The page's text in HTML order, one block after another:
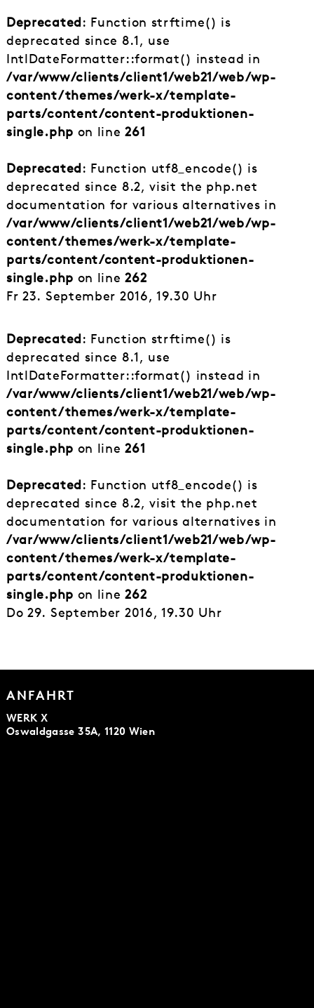
Deprecated: Function strftime() is
deprecated since 8.1, use
IntlDateFormatter::format() instead in
/var/www/clients/client1/web21/web/wp-
content/themes/werk-x/template-
parts/content/content-produktionen-
single.php on line261
Deprecated: Function utf8_encode() is
deprecated since 8.2, visit the php.net
documentation for various alternatives in
/var/www/clients/client1/web21/web/wp-
content/themes/werk-x/template-
parts/content/content-produktionen-
single.php on line262
Fr 23. September 2016, 19.30 Uhr
Deprecated: Function strftime() is
deprecated since 8.1, use
IntlDateFormatter::format() instead in
/var/www/clients/client1/web21/web/wp-
content/themes/werk-x/template-
parts/content/content-produktionen-
single.php on line261
Deprecated: Function utf8_encode() is
deprecated since 8.2, visit the php.net
documentation for various alternatives in
/var/www/clients/client1/web21/web/wp-
content/themes/werk-x/template-
parts/content/content-produktionen-
single.php on line262
Do 29. September 2016, 19.30 Uhr
ANFAHRT
WERK X
Oswaldgasse 35A, 1120 Wien